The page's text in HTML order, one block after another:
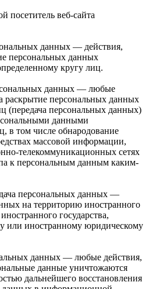
посетитель веб-сайта
данных — действия,
персональных данных
кругу лиц.
данных — любые
раскрытие персональных данных
(передача персональных данных)
данными
в том числе обнародование
массовой информации,
телекоммуникационных сетях
к персональным данным каким-
персональных данных —
на территорию иностранного
государства,
или иностранному юридическому
данных — любые действия,
данные уничтожаются
дальнейшего восстановления